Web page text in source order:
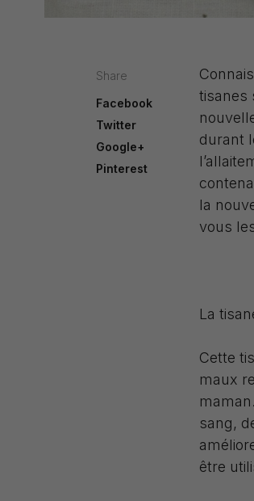
Share
Facebook
Twitter
Google+
Pinterest
tisanes
durant
la
vous
La
Cette
maux
sang,
être